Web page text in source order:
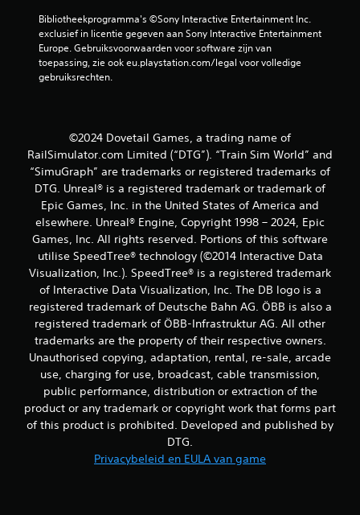
b
e
r
d
e
l
i
n
g
e
n
Bibliotheekprogramma's ©Sony Interactive Entertainment Inc.
exclusief in licentie gegeven aan Sony Interactive Entertainment
Europe. Gebruiksvoorwaarden voor software zijn van
toepassing, zie ook eu.playstation.com/legal voor volledige
gebruiksrechten.
©2024 Dovetail Games, a trading name of
RailSimulator.com Limited (“DTG”). “Train Sim World” and
“SimuGraph” are trademarks or registered trademarks of
DTG. Unreal® is a registered trademark or trademark of
Epic Games, Inc. in the United States of America and
elsewhere. Unreal® Engine, Copyright 1998 – 2024, Epic
Games, Inc. All rights reserved. Portions of this software
utilise SpeedTree® technology (©2014 Interactive Data
Visualization, Inc.). SpeedTree® is a registered trademark
of Interactive Data Visualization, Inc. The DB logo is a
registered trademark of Deutsche Bahn AG. ÖBB is also a
registered trademark of ÖBB-Infrastruktur AG. All other
trademarks are the property of their respective owners.
Unauthorised copying, adaptation, rental, re-sale, arcade
use, charging for use, broadcast, cable transmission,
public performance, distribution or extraction of the
product or any trademark or copyright work that forms part
of this product is prohibited. Developed and published by
DTG.
Privacybeleid en EULA van game